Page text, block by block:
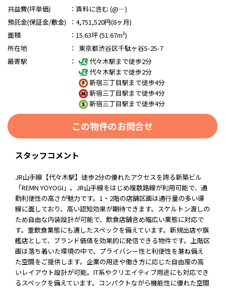
共益費(坪単価) ： 賃料に含む (@―)
預託金(保証金/敷金)
： 4,751,520円(8ヶ月)
面積
： 15.63坪 (51.67m²)
所在地
：
東京都渋谷区千駄ヶ谷5-25-7
最寄駅
：
代々木駅まで徒歩2分
代々木駅まで徒歩2分
新宿三丁目駅まで徒歩4分
新宿三丁目駅まで徒歩4分
新宿三丁目駅まで徒歩4分
この物件のお問合せ
スタッフコメント
JR山手線【代々木駅】徒歩2分の優れたアクセスを誇る新築ビル
「REMN YOYOGI」。JR山手線をはじめ複数路線が利用可能で、通
勤利便性の高さが魅力です。1・2階の店舗区画は通行量の多い導
線に面しており、高い認知効果が期待できます。スケルトン渡しの
ため自由な内装設計が可能で、飲食店舗含め幅広い業態に対応で
す。重飲食業態にも適したスペックを備えています。新規出店や旗
艦店として、ブランド価値を効果的に発信できる物件です。上階区
画は落ち着いた環境の中で、プライバシー性と利便性を兼ね備え
た空間をご提供します。企業の用途や働き方に応じた自由度の高
いレイアウト設計が可能。IT系やクリエイティブ用途にも対応でき
るスペックを備えています。コンパクトながら機能性に優れた空間